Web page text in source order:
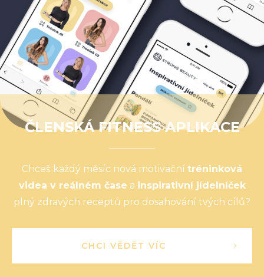
ČLENSKÁ FITNESS APLIKACE
Chceš každý měsíc nová motivační tréninková
videa v reálném čase a inspirativní jídelníček
plný zdravých receptů pro dosahování tvých cílů?
CHCI VĚDĚT VÍC